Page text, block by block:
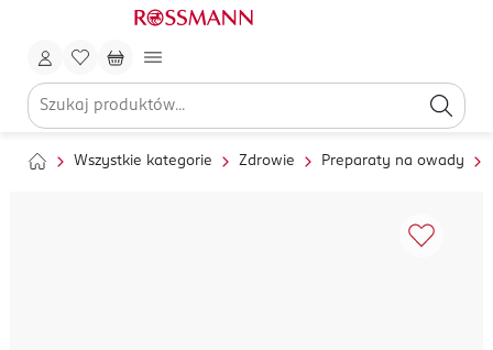
Wszystkie kategorie Zdrowie Preparaty na owady